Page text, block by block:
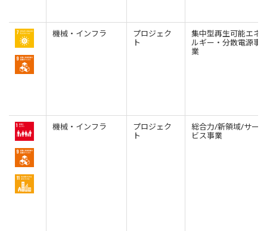
機械・インフラ プロジェク
ト
集中型再生可能エネ
ルギー・分散電源事
業
機械・インフラ プロジェク
ト
総合力/新領域/サー
ビス事業